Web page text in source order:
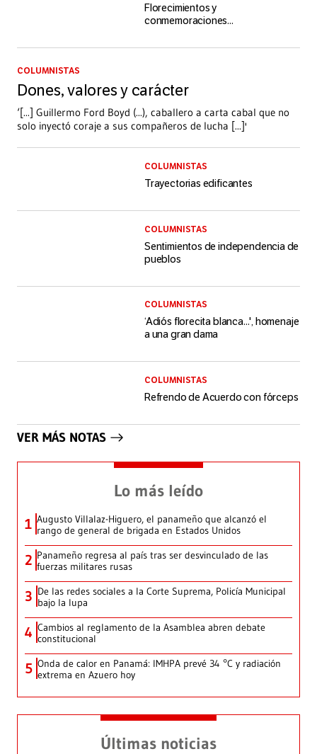
Florecimientos y
conmemoraciones...
COLUMNISTAS
Dones, valores y carácter
‘[...] Guillermo Ford Boyd (...), caballero a carta cabal que no
solo inyectó coraje a sus compañeros de lucha [...]'
COLUMNISTAS
Trayectorias edificantes
COLUMNISTAS
Sentimientos de independencia de
pueblos
COLUMNISTAS
‘Adiós florecita blanca...', homenaje
a una gran dama
COLUMNISTAS
Refrendo de Acuerdo con fórceps
VER MÁS NOTAS
Lo más leído
1 Augusto Villalaz-Higuero, el panameño que alcanzó el
rango de general de brigada en Estados Unidos
2 Panameño regresa al país tras ser desvinculado de las
fuerzas militares rusas
3 De las redes sociales a la Corte Suprema, Policía Municipal
bajo la lupa
4 Cambios al reglamento de la Asamblea abren debate
constitucional
5 Onda de calor en Panamá: IMHPA prevé 34 °C y radiación
extrema en Azuero hoy
Últimas noticias